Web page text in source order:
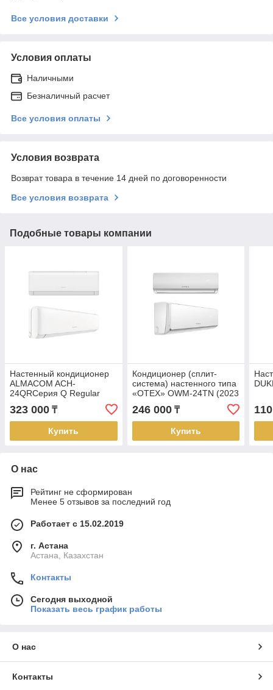
Все условия доставки
Условия оплаты
Наличными
Безналичный расчет
Все условия оплаты
Условия возврата
Возврат товара в течение 14 дней по договоренности
Все условия возврата
Подобные товары компании
Настенный кондиционер
ALMACOM ACH-
24QRСерия Q Regular
323 000 ₸
Купить
Кондиционер (сплит-
система) настенного типа
«OTEX» OWM-24ТN (2023
246 000₸
Купить
О нас
Рейтинг не сформирован
Менее 5 отзывов за последний год
Работает с 15.02.2019
г. Астана
Астана, Казахстан
Контакты
Сегодня выходной
Показать весь график работы
О нас
Контакты